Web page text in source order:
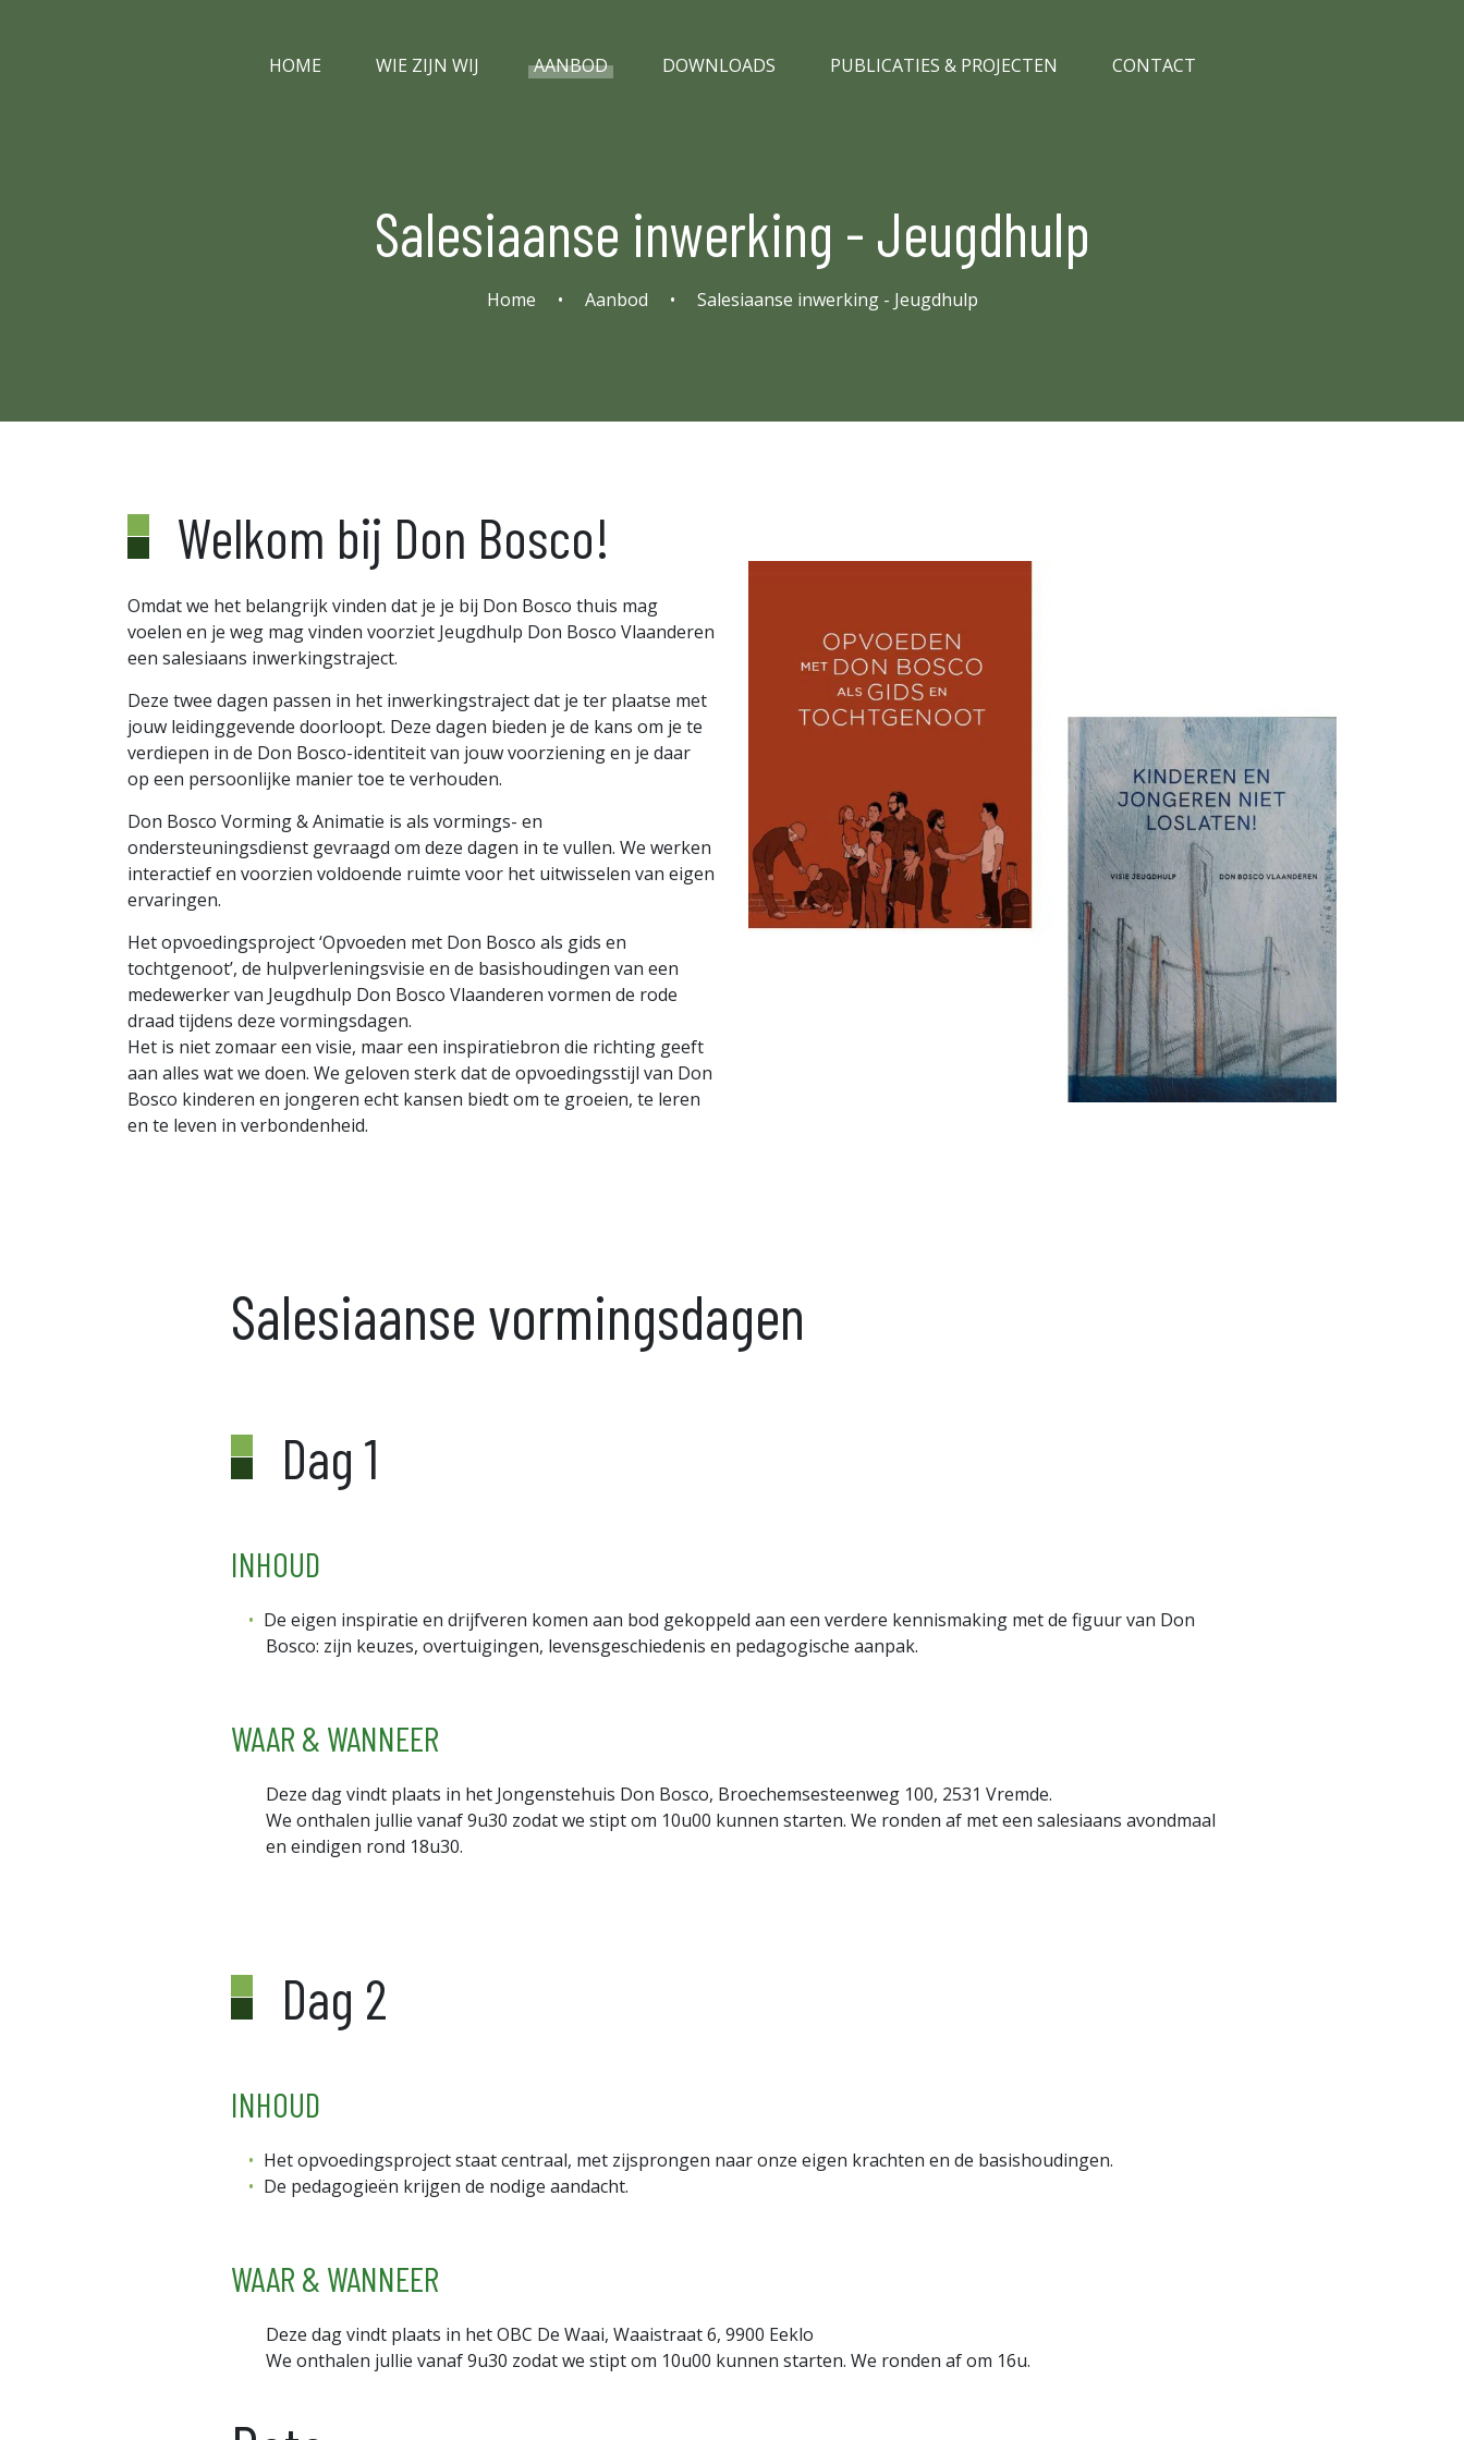
HOME WIE ZIJN WIJ AANBOD DOWNLOADS PUBLICATIES & PROJECTEN CONTACT
Salesiaanse inwerking - Jeugdhulp
Home • Aanbod • Salesiaanse inwerking - Jeugdhulp
Welkom bij Don Bosco!
Omdat we het belangrijk vinden dat je je bij Don Bosco thuis mag
voelen en je weg mag vinden voorziet Jeugdhulp Don Bosco Vlaanderen
een salesiaans inwerkingstraject.
Deze twee dagen passen in het inwerkingstraject dat je ter plaatse met
jouw leidinggevende doorloopt. Deze dagen bieden je de kans om je te
verdiepen in de Don Bosco-identiteit van jouw voorziening en je daar
op een persoonlijke manier toe te verhouden.
Don Bosco Vorming & Animatie is als vormings- en
ondersteuningsdienst gevraagd om deze dagen in te vullen. We werken
interactief en voorzien voldoende ruimte voor het uitwisselen van eigen
ervaringen.
Het opvoedingsproject ‘Opvoeden met Don Bosco als gids en
tochtgenoot’, de hulpverleningsvisie en de basishoudingen van een
medewerker van Jeugdhulp Don Bosco Vlaanderen vormen de rode
draad tijdens deze vormingsdagen.
Het is niet zomaar een visie, maar een inspiratiebron die richting geeft
aan alles wat we doen. We geloven sterk dat de opvoedingsstijl van Don
Bosco kinderen en jongeren echt kansen biedt om te groeien, te leren
en te leven in verbondenheid.
Salesiaanse vormingsdagen
Dag 1
INHOUD
De eigen inspiratie en drijfveren komen aan bod gekoppeld aan een verdere kennismaking met de figuur van Don
Bosco: zijn keuzes, overtuigingen, levensgeschiedenis en pedagogische aanpak.
WAAR & WANNEER
Deze dag vindt plaats in het Jongenstehuis Don Bosco, Broechemsesteenweg 100, 2531 Vremde.
We onthalen jullie vanaf 9u30 zodat we stipt om 10u00 kunnen starten. We ronden af met een salesiaans avondmaal
en eindigen rond 18u30.
Dag 2
INHOUD
Het opvoedingsproject staat centraal, met zijsprongen naar onze eigen krachten en de basishoudingen.
De pedagogieën krijgen de nodige aandacht.
WAAR & WANNEER
Deze dag vindt plaats in het OBC De Waai, Waaistraat 6, 9900 Eeklo
We onthalen jullie vanaf 9u30 zodat we stipt om 10u00 kunnen starten. We ronden af om 16u.